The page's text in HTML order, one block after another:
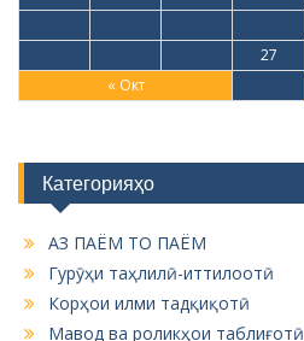
« Окт
27
Категорияҳо
АЗ ПАЁМ ТО ПАЁМ
Гурӯҳи таҳлилӣ-иттилоотӣ
Корҳои илми тадқиқотӣ
Мавод ва роликҳои таблиғотӣ